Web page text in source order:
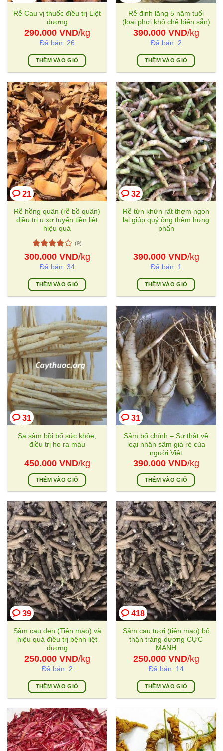
Rễ Cau vị thuốc điều trị Liệt
dương
290.000 VND/kg
Đã bán: 26
THÊM VÀO GIỎ
Rễ đinh lăng 5 năm tuổi
(loại phơi khô chế biến sẵn)
390.000 VND/kg
Đã bán: 2
THÊM VÀO GIỎ
21
Rễ hồng quân (rễ bồ quân)
điều trị u xơ tuyến tiền liệt
hiệu quả
Được
xếp hạng
5 sao
(9)
300.000 VND/kg
Đã bán: 34
THÊM VÀO GIỎ
32
Rễ tứn khửn rất thơm ngon
lại giúp quý ông thêm hưng
phấn
390.000 VND/kg
Đã bán: 1
THÊM VÀO GIỎ
31
Sa sâm bồi bổ sức khỏe,
điều trị ho ra máu
450.000 VND/kg
THÊM VÀO GIỎ
31
Sâm bố chính – Sự thật về
loại nhân sâm giá rẻ của
người Việt
390.000 VND/kg
THÊM VÀO GIỎ
39
Sâm cau đen (Tiên mao) và
hiệu quả điều trị bệnh liệt
dương
250.000 VND/kg
Đã bán: 2
THÊM VÀO GIỎ
418
Sâm cau tươi (tiên mao) bổ
thận tráng dương CỰC
MẠNH
250.000 VND/kg
Đã bán: 14
THÊM VÀO GIỎ